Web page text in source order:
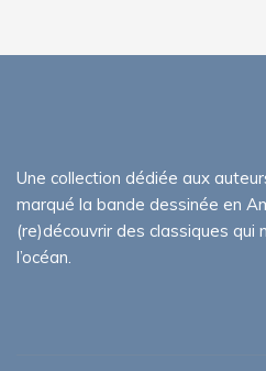
Une collection dédiée aux
marqué la bande dessinée en
(re)découvrir des classiques qui
l’océan.